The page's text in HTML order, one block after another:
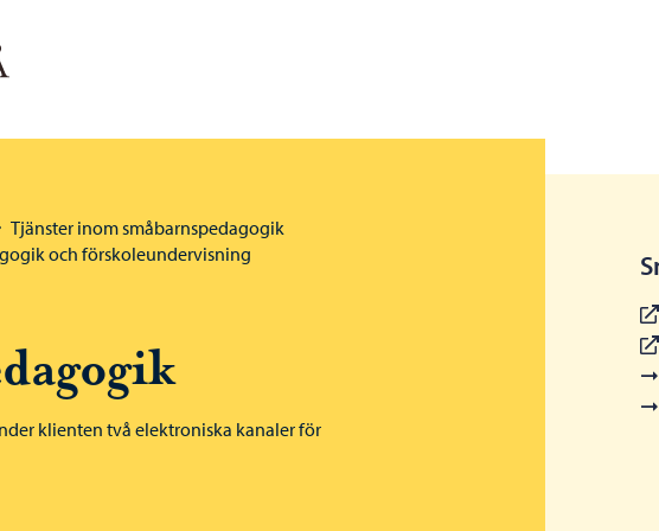
Tjänster inom småbarnspedagogik
och förskoleundervisning
klienten två elektroniska kanaler för